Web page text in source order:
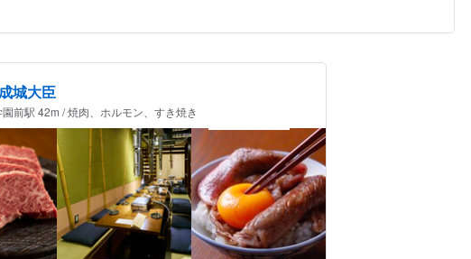
城大臣
前駅 42m / 焼肉、ホルモン、すき焼き